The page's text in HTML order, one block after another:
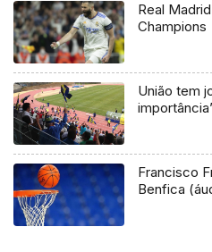
Real
Champions
União tem
Francisco
Benfica